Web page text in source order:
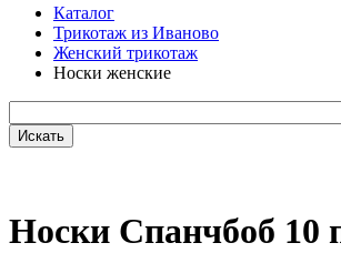
Каталог
Трикотаж из Иваново
Женский трикотаж
Носки женские
Носки Спанчбоб 10